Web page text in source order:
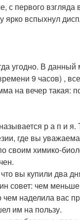
с первого
ярко вспыхнул
угодно. В
9 часов) ,
на вечер такая:
р а п и
где вы
своим химико-
вы купили два
совет: чем
чем наделила вас
им на пользу.